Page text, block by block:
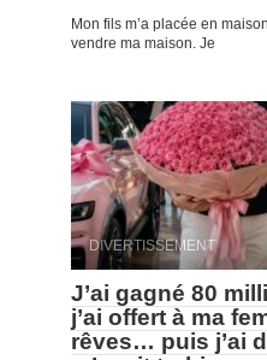
Mon fils m’a placée en
vendre ma maison. Je
DIVERTISSEMENT
J’ai gagné 80
j’ai offert à ma
rêves… puis j’ai